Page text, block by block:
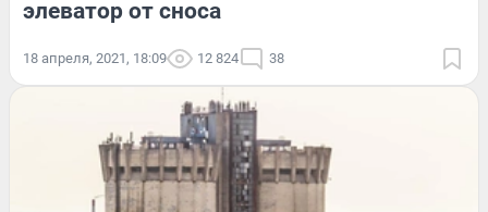
элеватор от сноса
18 апреля, 2021, 18:09 12 824 38